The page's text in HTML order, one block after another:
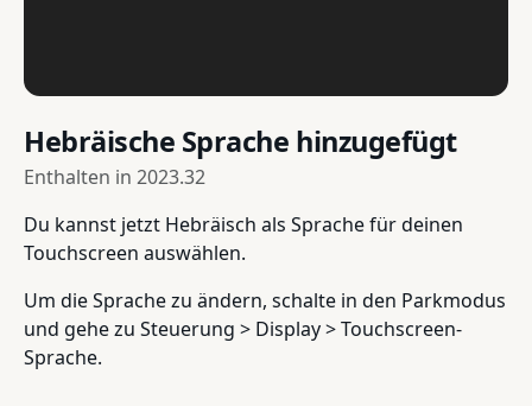
Hebräische Sprache hinzugefügt
Enthalten in 2023.32
Du kannst jetzt Hebräisch als Sprache für deinen
Touchscreen auswählen.
Um die Sprache zu ändern, schalte in den Parkmodus
und gehe zu Steuerung > Display > Touchscreen-
Sprache.